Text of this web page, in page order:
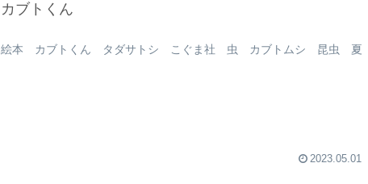
カブトくん
絵本 カブトくん タダサトシ こぐま社 虫 カブトムシ 昆虫 夏
2023.05.01